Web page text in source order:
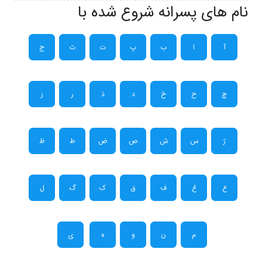
نام های پسرانه شروع شده با
آ ا ب پ ت ث ج
چ ح خ د ذ ر ز
ژ س ش ص ض ط ظ
ع غ ف ق ک گ ل
م ن و ه ی